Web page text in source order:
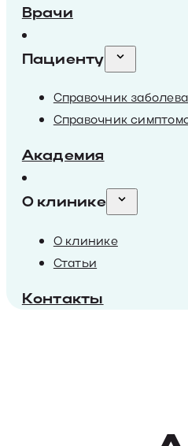
Врачи
Пациенту
Справочник
Справочник
Академия
О клинике
О клинике
Статьи
Контакты